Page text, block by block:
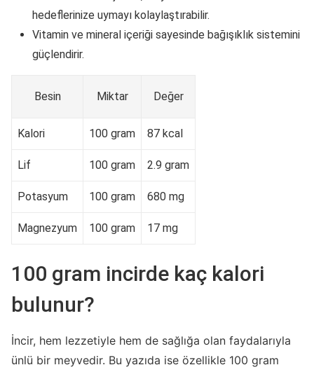
hedeflerinize uymayı kolaylaştırabilir.
Vitamin ve mineral içeriği sayesinde bağışıklık sistemini
güçlendirir.
Besin Miktar Değer
Kalori 100 gram 87 kcal
Lif 100 gram 2.9 gram
Potasyum 100 gram 680 mg
Magnezyum 100 gram 17 mg
100 gram incirde kaç kalori
bulunur?
İncir, hem lezzetiyle hem de sağlığa olan faydalarıyla
ünlü bir meyvedir. Bu yazıda ise özellikle 100 gram